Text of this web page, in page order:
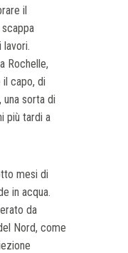
il
lavori.
Rochelle,
il capo, di
sorta di
più tardi a
mesi di
in acqua.
da
Nord, come